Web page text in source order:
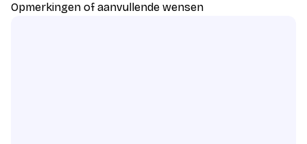
Opmerkingen of aanvullende wensen